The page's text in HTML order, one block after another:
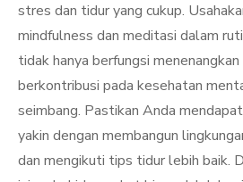
stres dan tidur yang cukup.
mindfulness dan meditasi dalam
tidak hanya berfungsi
berkontribusi pada kesehatan
seimbang. Pastikan Anda
yakin dengan membangun
dan mengikuti tips tidur lebih baik.